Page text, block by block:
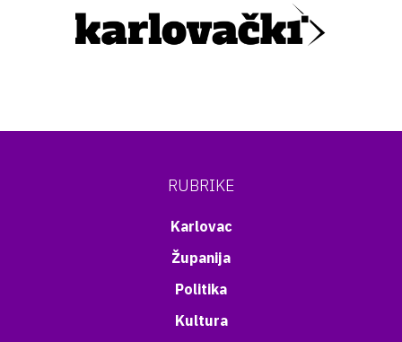
RUBRIKE
Karlovac
Županija
Politika
Kultura